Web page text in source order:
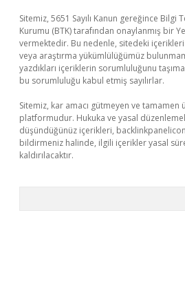
Sitemiz, 5651 Sayılı Kanun gereğince Bilgi
Kurumu (BTK) tarafından onaylanmış bir
vermektedir. Bu nedenle, sitedeki
veya araştırma yükümlülüğümüz
yazdıkları içeriklerin sorumluluğunu
bu sorumluluğu kabul etmiş sayılırlar.
Sitemiz, kar amacı gütmeyen ve tamamen
platformudur. Hukuka ve yasal
düşündüğünüz içerikleri,
bildirmeniz halinde, ilgili içerikler yasal
kaldırılacaktır.